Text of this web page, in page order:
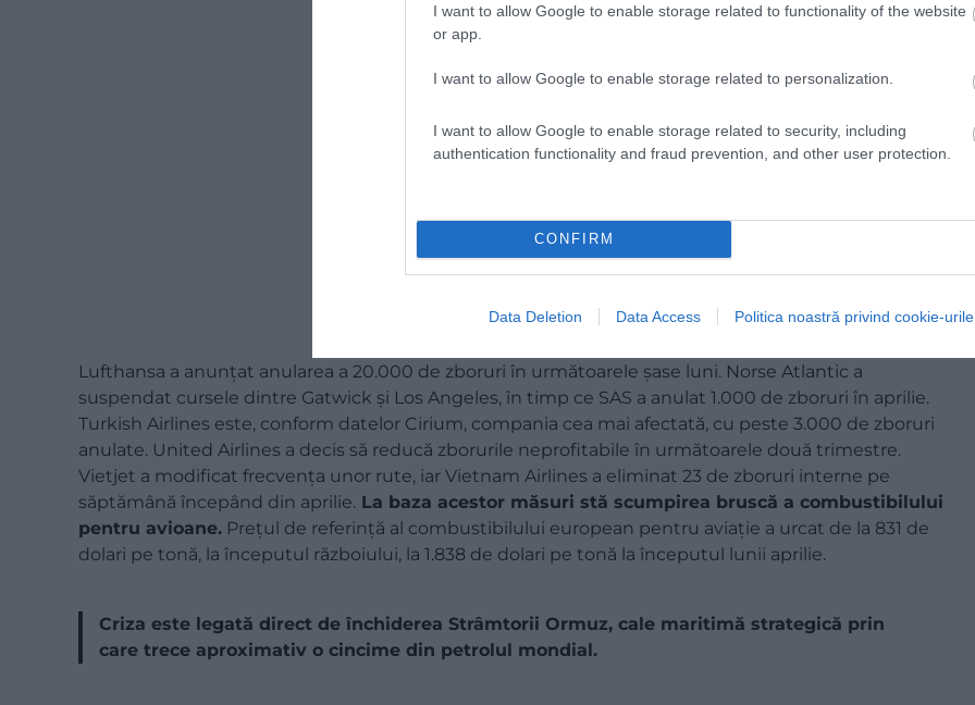
I want to allow Google to enable storage related to functionality of the website
or app.
I want to allow Google to enable storage related to personalization.
I want to allow Google to enable storage related to security, including
authentication functionality and fraud prevention, and other user protection.
CONFIRM
Data Deletion Data Access Politica noastră privind cookie-urile
Lufthansa a anunțat anularea a 20.000 de zboruri în următoarele șase luni. Norse Atlantic a
suspendat cursele dintre Gatwick și Los Angeles, în timp ce SAS a anulat 1.000 de zboruri în aprilie.
Turkish Airlines este, conform datelor Cirium, compania cea mai afectată, cu peste 3.000 de zboruri
anulate. United Airlines a decis să reducă zborurile neprofitabile în următoarele două trimestre.
Vietjet a modificat frecvența unor rute, iar Vietnam Airlines a eliminat 23 de zboruri interne pe
săptămână începând din aprilie. La baza acestor măsuri stă scumpirea bruscă a combustibilului
pentru avioane. Prețul de referință al combustibilului european pentru aviație a urcat de la 831 de
dolari pe tonă, la începutul războiului, la 1.838 de dolari pe tonă la începutul lunii aprilie.
Criza este legată direct de închiderea Strâmtorii Ormuz, cale maritimă strategică prin
care trece aproximativ o cincime din petrolul mondial.